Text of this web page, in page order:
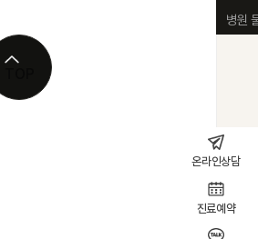
병원
온라인상담
진료예약